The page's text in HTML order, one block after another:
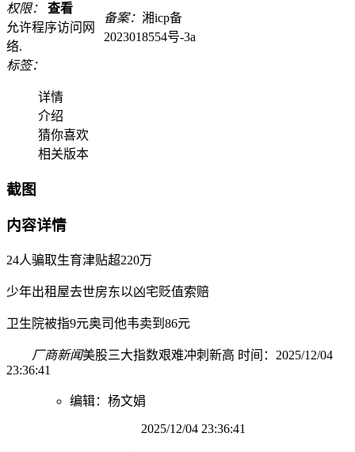
权限：
查看
允许程序访问网
络.
备案： 湘icp备
2023018554号-3a
标签：
详情
介绍
猜你喜欢
相关版本
截图
内容详情
24人骗取生育津贴超220万
少年出租屋去世房东以凶宅贬值索赔
卫生院被指9元奥司他韦卖到86元
厂商新闻美股三大指数艰难冲刺新高 时间：2025/12/04
23:36:41
编辑：杨文娟
2025/12/04 23:36:41